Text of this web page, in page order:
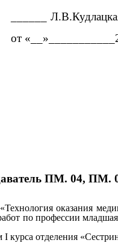
______
от
ПМ. 04, ПМ.
оказания
по профессии
отделения